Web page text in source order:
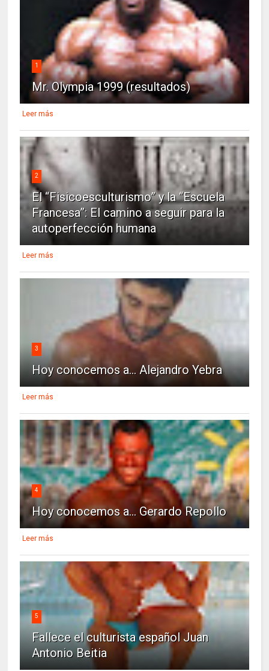
1
Mr. Olympia 1999 (resultados)
Leer más
2
El “Fisicoesculturismo” y la “Escuela
Francesa”: El camino a seguir para la
autoperfección humana
Leer más
3
Hoy conocemos a... Alejandro Yebra
Leer más
4
Hoy conocemos a... Gerardo Repollo
Leer más
5
Fallece el culturista español Juan
Antonio Beitia